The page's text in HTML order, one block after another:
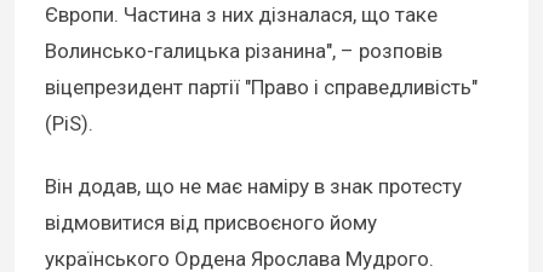
Європи. Частина з них дізналася, що таке
Волинсько-галицька різанина", – розповів
віцепрезидент партії "Право і справедливість"
(PiS).
Він додав, що не має наміру в знак протесту
відмовитися від присвоєного йому
українського Ордена Ярослава Мудрого.